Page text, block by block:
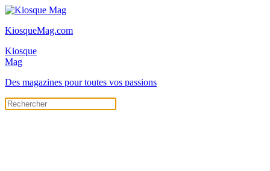
KiosqueMag.com
Kiosque
Mag
Des magazines pour toutes vos passions